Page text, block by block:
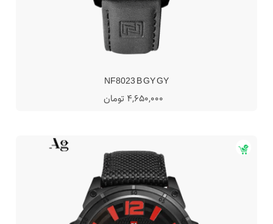
NF8023 B GY GY
4,650,000 تومان